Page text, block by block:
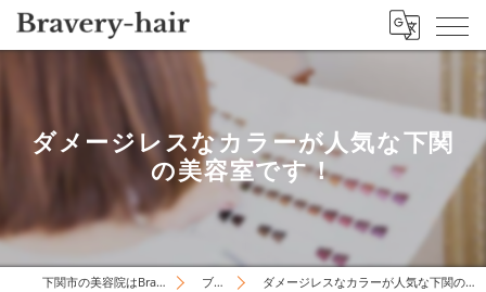
ダメージレスなカラーが人気な下関
の美容室です！
下関市の美容院はBravery-hair ブログ ダメージレスなカラーが人気な下関の美容室です！